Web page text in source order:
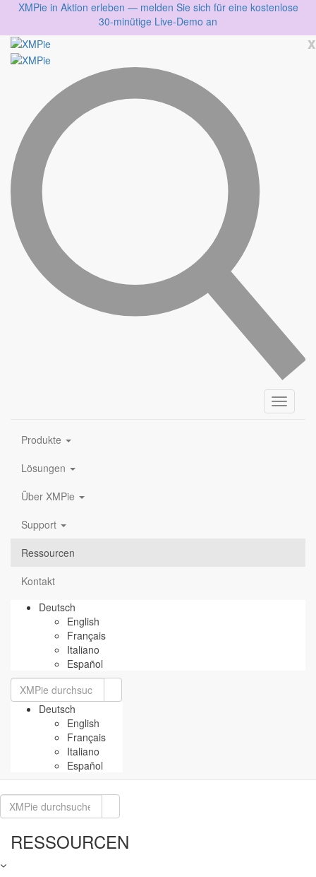
XMPie in Aktion erleben — melden Sie sich für eine kostenlose
30-minütige Live-Demo an
x
Toggle
Produkte
Lösungen
Über XMPie
Support
Ressourcen
Kontakt
Deutsch
English
Français
Italiano
Español
Suchen
nach:
Deutsch
English
Français
Italiano
Español
Suchen
nach:
RESSOURCEN